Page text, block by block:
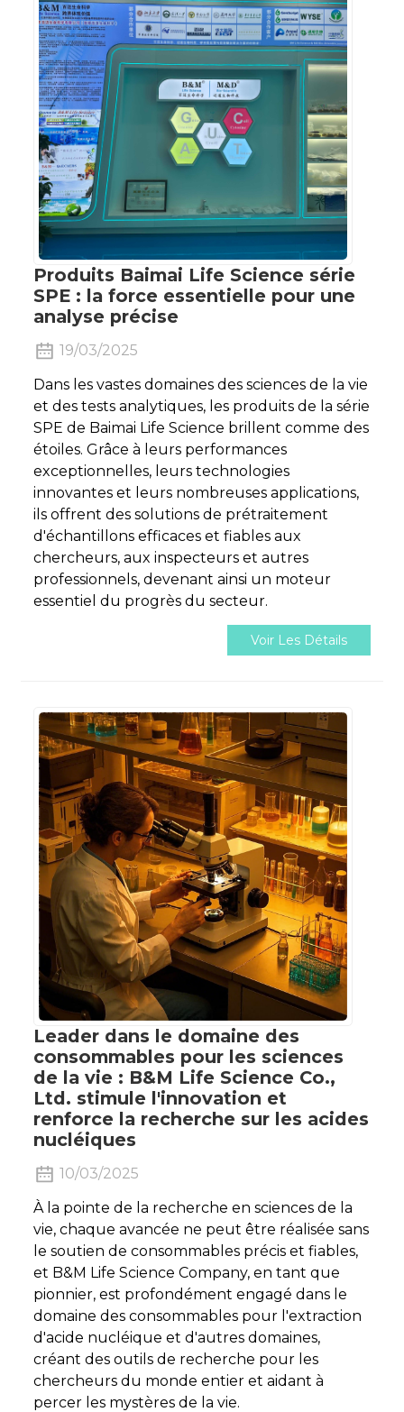
Produits Baimai Life Science série
SPE : la force essentielle pour une
analyse précise
19/03/2025
Dans les vastes domaines des sciences de la vie
et des tests analytiques, les produits de la série
SPE de Baimai Life Science brillent comme des
étoiles. Grâce à leurs performances
exceptionnelles, leurs technologies
innovantes et leurs nombreuses applications,
ils offrent des solutions de prétraitement
d'échantillons efficaces et fiables aux
chercheurs, aux inspecteurs et autres
professionnels, devenant ainsi un moteur
essentiel du progrès du secteur.
Voir Les Détails
Leader dans le domaine des
consommables pour les sciences
de la vie : B&M Life Science Co.,
Ltd. stimule l'innovation et
renforce la recherche sur les acides
nucléiques
10/03/2025
À la pointe de la recherche en sciences de la
vie, chaque avancée ne peut être réalisée sans
le soutien de consommables précis et fiables,
et B&M Life Science Company, en tant que
pionnier, est profondément engagé dans le
domaine des consommables pour l'extraction
d'acide nucléique et d'autres domaines,
créant des outils de recherche pour les
chercheurs du monde entier et aidant à
percer les mystères de la vie.